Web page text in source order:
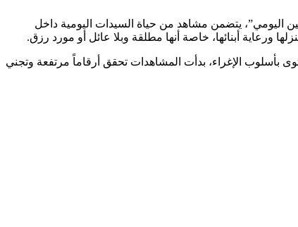
اليومي”، يتضمن مشاهد من حياة السيدات اليومية داخل
أبنائها، خاصة أنها مطلقة وبلا عائل أو مورد رزق.
بأسلوب الإغراء، بدأت المشاهدات تحقق أرقاماً مرتفعة وتجني